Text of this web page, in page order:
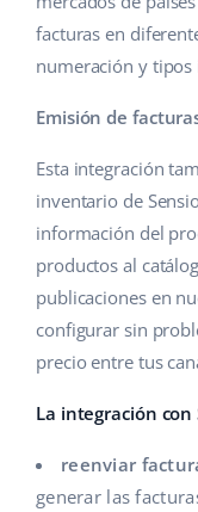
Moda
Auditoría de cuentas
Calculadora de
Cooperación y socios
Contáctanos
español (AR)
español (MX)
Français
Italiano
polski
português (BR)
facturas en
numeración y
Emisión de
Esta integración
inventario de
información del
productos al
publicaciones en
configurar sin
precio entre tus
La integración
reenviar
generar las